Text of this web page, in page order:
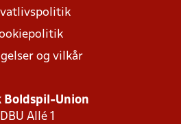
og vilkår
Boldspil-Union
DBU Allé 1